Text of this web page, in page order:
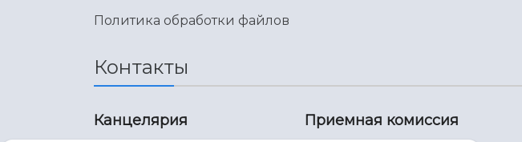
Политика обработки файлов
Контакты
Канцелярия Приемная комиссия